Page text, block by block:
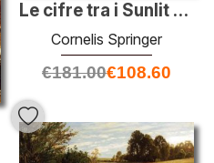
Le cifre tra i Sunlit strade di una città olandese
Cornelis Springer
€181.00€108.60